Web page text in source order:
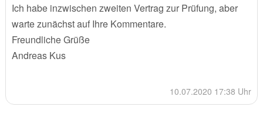
Ich habe inzwischen zweiten Vertrag zur Prüfung, aber
warte zunächst auf Ihre Kommentare.
Freundliche Grüße
Andreas Kus
10.07.2020 17:38 Uhr